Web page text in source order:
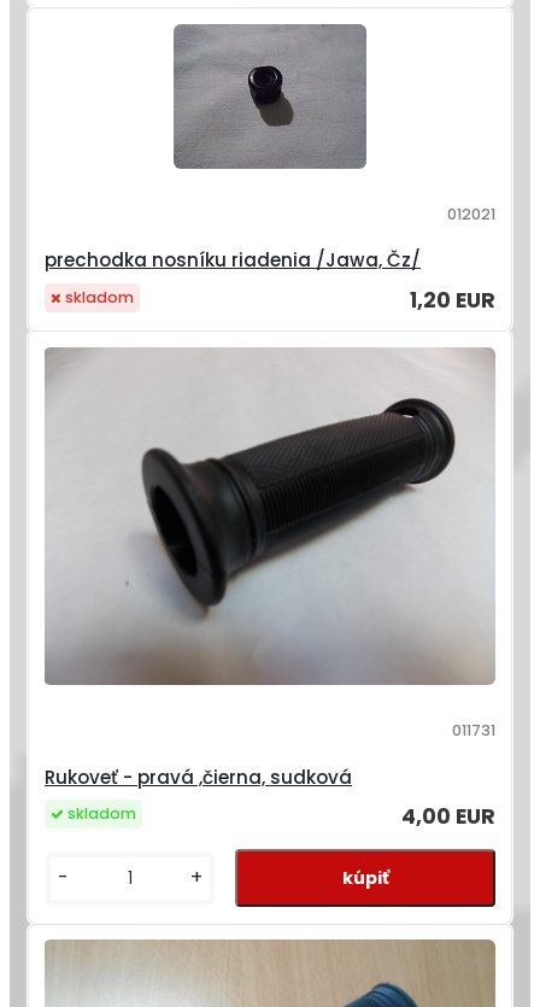
prechodka nosníku riadenia /Jawa, Čz/
012021
1,20 EUR
skladom
Rukoveť - pravá ,čierna, sudková
011731
4,00 EUR
skladom
- +